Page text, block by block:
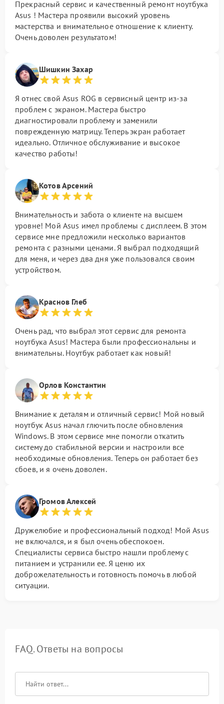
Прекрасный сервис и качественный ремонт ноутбука
Asus ! Мастера проявили высокий уровень
мастерства и внимательное отношение к клиенту.
Очень доволен результатом!
Шишкин Захар
Я отнес свой Asus ROG в сервисный центр из-за
проблем с экраном. Мастера быстро
диагностировали проблему и заменили
поврежденную матрицу. Теперь экран работает
идеально. Отличное обслуживание и высокое
качество работы!
Котов Арсений
Внимательность и забота о клиенте на высшем
уровне! Мой Asus имел проблемы с дисплеем. В этом
сервисе мне предложили несколько вариантов
ремонта с разными ценами. Я выбрал подходящий
для меня, и через два дня уже пользовался своим
устройством.
Краснов Глеб
Очень рад, что выбрал этот сервис для ремонта
ноутбука Asus! Мастера были профессиональны и
внимательны. Ноутбук работает как новый!
Орлов Константин
Внимание к деталям и отличный сервис! Мой новый
ноутбук Asus начал глючить после обновления
Windows. В этом сервисе мне помогли откатить
систему до стабильной версии и настроили все
необходимые обновления. Теперь он работает без
сбоев, и я очень доволен.
Громов Алексей
Дружелюбие и профессиональный подход! Мой Asus
не включался, и я был очень обеспокоен.
Специалисты сервиса быстро нашли проблему с
питанием и устранили ее. Я ценю их
доброжелательность и готовность помочь в любой
ситуации.
FAQ. Ответы на вопросы